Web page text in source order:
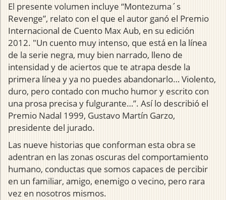
El presente volumen incluye “Montezuma´s
Revenge”, relato con el que el autor ganó el Premio
Internacional de Cuento Max Aub, en su edición
2012. "Un cuento muy intenso, que está en la línea
de la serie negra, muy bien narrado, lleno de
intensidad y de aciertos que te atrapa desde la
primera línea y ya no puedes abandonarlo… Violento,
duro, pero contado con mucho humor y escrito con
una prosa precisa y fulgurante…”. Así lo describió el
Premio Nadal 1999, Gustavo Martín Garzo,
presidente del jurado.
Las nueve historias que conforman esta obra se
adentran en las zonas oscuras del comportamiento
humano, conductas que somos capaces de percibir
en un familiar, amigo, enemigo o vecino, pero rara
vez en nosotros mismos.